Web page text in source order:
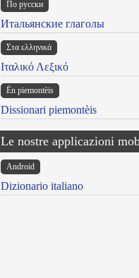
По русски
Итальянские глаголы
Στα ελληνικά
Ιταλικό Λεξικό
Ën piemontèis
Dissionari piemontèis
Le nostre applicazioni
Android
Dizionario italiano